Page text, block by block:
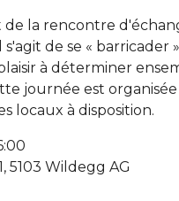
de la rencontre
s'agit de se «
à déterminer
journée est
locaux à disposition.
5103 Wildegg AG